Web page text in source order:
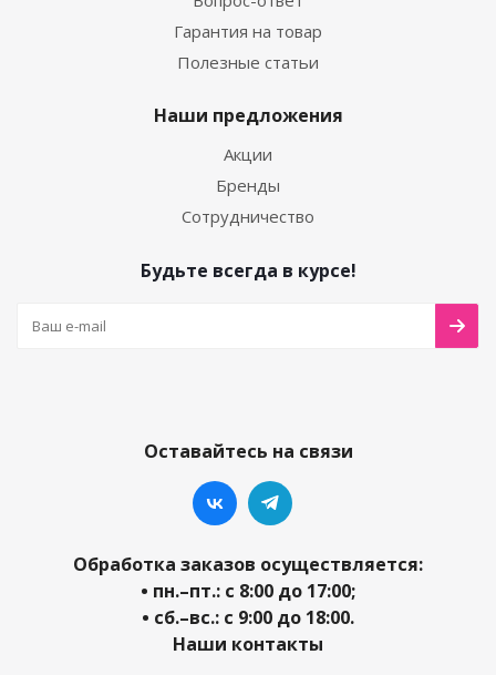
Гарантия на товар
Полезные статьи
Наши предложения
Акции
Бренды
Сотрудничество
Будьте всегда в курсе!
Оставайтесь на связи
Обработка заказов осуществляется:
• пн.–пт.: с 8:00 до 17:00;
• сб.–вс.: с 9:00 до 18:00.
Наши контакты